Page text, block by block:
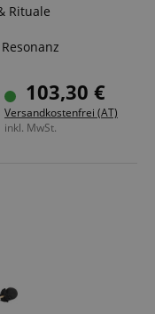
Rituale
& Spielen
& Therapie
103,30 €
Versandkostenfrei (AT)
inkl. MwSt.
zu sehen,
Analyse-
verwendet
direkt zu